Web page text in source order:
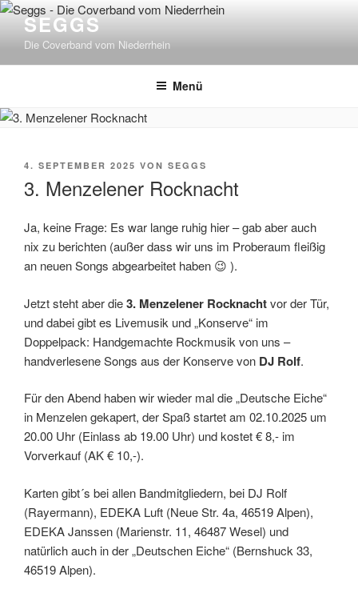
Zum
Inhalt
springen
SEGGS
Die Coverband vom Niederrhein
Menü
VERÖFFENTLICHT
4. SEPTEMBER 2025 VON SEGGS
3. Menzelener Rocknacht
Ja, keine Frage: Es war lange ruhig hier – gab aber auch
nix zu berichten (außer dass wir uns im Proberaum fleißig
an neuen Songs abgearbeitet haben 😉 ).
Jetzt steht aber die3. Menzelener Rocknachtvor der Tür,
und dabei gibt es Livemusik und „Konserve“ im
Doppelpack: Handgemachte Rockmusik von uns –
handverlesene Songs aus der Konserve von DJ Rolf.
Für den Abend haben wir wieder mal die „Deutsche Eiche“
in Menzelen gekapert, der Spaß startet am 02.10.2025 um
20.00 Uhr (Einlass ab 19.00 Uhr) und kostet € 8,- im
Vorverkauf (AK € 10,-).
Karten gibt´s bei allen Bandmitgliedern, bei DJ Rolf
(Rayermann), EDEKA Luft (Neue Str. 4a, 46519 Alpen),
EDEKA Janssen (Marienstr. 11, 46487 Wesel) und
natürlich auch in der „Deutschen Eiche“ (Bernshuck 33,
46519 Alpen).